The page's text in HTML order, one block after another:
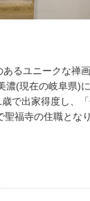
るユニークな禅
濃(現在の岐阜県)
で出家得度し、
聖福寺の住職とな